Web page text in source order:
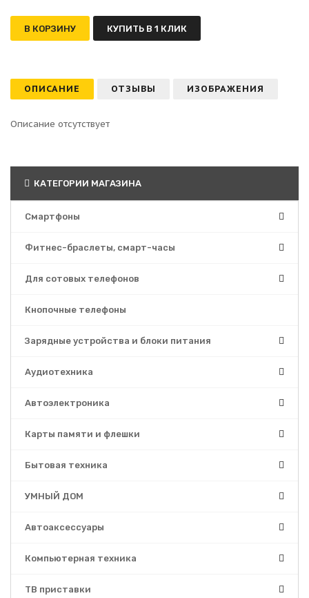
В КОРЗИНУ КУПИТЬ В 1 КЛИК
ОПИСАНИЕ ОТЗЫВЫ ИЗОБРАЖЕНИЯ
Описание отсутствует
КАТЕГОРИИ МАГАЗИНА
Смартфоны
Фитнес-браслеты, смарт-часы
Для сотовых телефонов
Кнопочные телефоны
Зарядные устройства и блоки питания
Аудиотехника
Автоэлектроника
Карты памяти и флешки
Бытовая техника
УМНЫЙ ДОМ
Автоаксессуары
Компьютерная техника
ТВ приставки